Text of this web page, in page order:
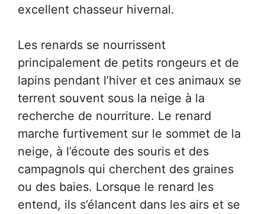
excellent chasseur hivernal.
Les renards se nourrissent
principalement de petits rongeurs et de
lapins pendant l’hiver et ces animaux se
terrent souvent sous la neige à la
recherche de nourriture. Le renard
marche furtivement sur le sommet de la
neige, à l’écoute des souris et des
campagnols qui cherchent des graines
ou des baies. Lorsque le renard les
entend, ils s’élancent dans les airs et se